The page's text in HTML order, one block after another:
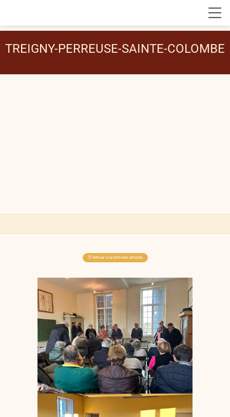
TREIGNY-PERREUSE-SAINTE-COLOMBE
☰ Retour à la liste des articles